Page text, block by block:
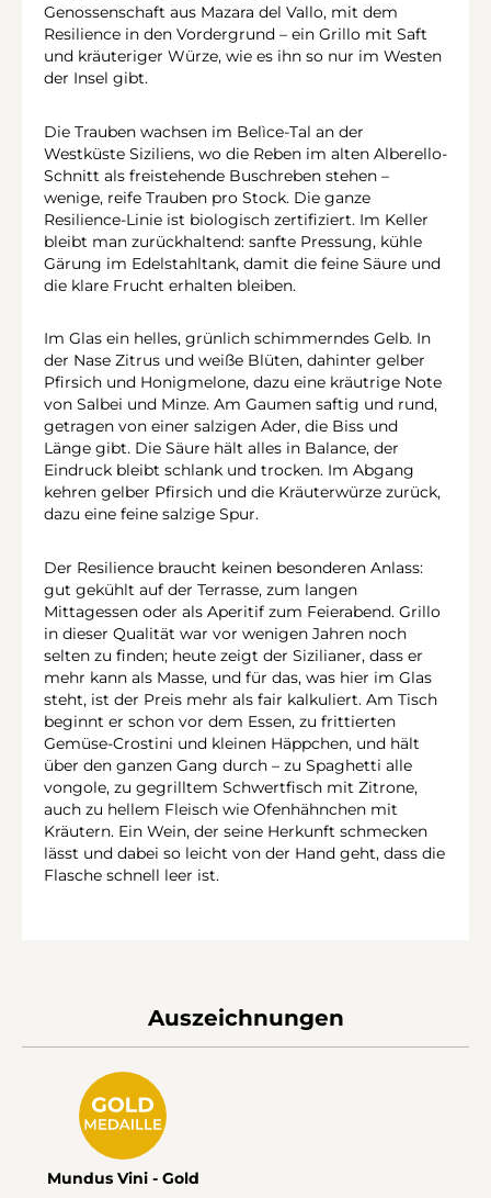
Genossenschaft aus Mazara del Vallo, mit dem
Resilience in den Vordergrund – ein Grillo mit Saft
und kräuteriger Würze, wie es ihn so nur im Westen
der Insel gibt.
Die Trauben wachsen im Belìce-Tal an der
Westküste Siziliens, wo die Reben im alten Alberello-
Schnitt als freistehende Buschreben stehen –
wenige, reife Trauben pro Stock. Die ganze
Resilience-Linie ist biologisch zertifiziert. Im Keller
bleibt man zurückhaltend: sanfte Pressung, kühle
Gärung im Edelstahltank, damit die feine Säure und
die klare Frucht erhalten bleiben.
Im Glas ein helles, grünlich schimmerndes Gelb. In
der Nase Zitrus und weiße Blüten, dahinter gelber
Pfirsich und Honigmelone, dazu eine kräutrige Note
von Salbei und Minze. Am Gaumen saftig und rund,
getragen von einer salzigen Ader, die Biss und
Länge gibt. Die Säure hält alles in Balance, der
Eindruck bleibt schlank und trocken. Im Abgang
kehren gelber Pfirsich und die Kräuterwürze zurück,
dazu eine feine salzige Spur.
Der Resilience braucht keinen besonderen Anlass:
gut gekühlt auf der Terrasse, zum langen
Mittagessen oder als Aperitif zum Feierabend. Grillo
in dieser Qualität war vor wenigen Jahren noch
selten zu finden; heute zeigt der Sizilianer, dass er
mehr kann als Masse, und für das, was hier im Glas
steht, ist der Preis mehr als fair kalkuliert. Am Tisch
beginnt er schon vor dem Essen, zu frittierten
Gemüse-Crostini und kleinen Häppchen, und hält
über den ganzen Gang durch – zu Spaghetti alle
vongole, zu gegrilltem Schwertfisch mit Zitrone,
auch zu hellem Fleisch wie Ofenhähnchen mit
Kräutern. Ein Wein, der seine Herkunft schmecken
lässt und dabei so leicht von der Hand geht, dass die
Flasche schnell leer ist.
Auszeichnungen
Mundus Vini - Gold